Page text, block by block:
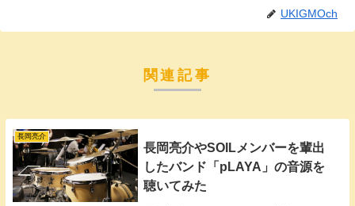
UKIGMOch
関連記事
長岡亮介
長岡亮介やSOILメンバーを輩出
したバンド「pLAYA」の音源を
聴いてみた